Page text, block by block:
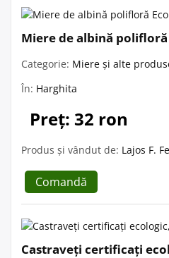
Miere de albină polifloră
Categorie: Miere și alte
În: Harghita
Preț: 32 ron
Produs și vândut de: Lajos F.
Comandă
Castraveți certificați